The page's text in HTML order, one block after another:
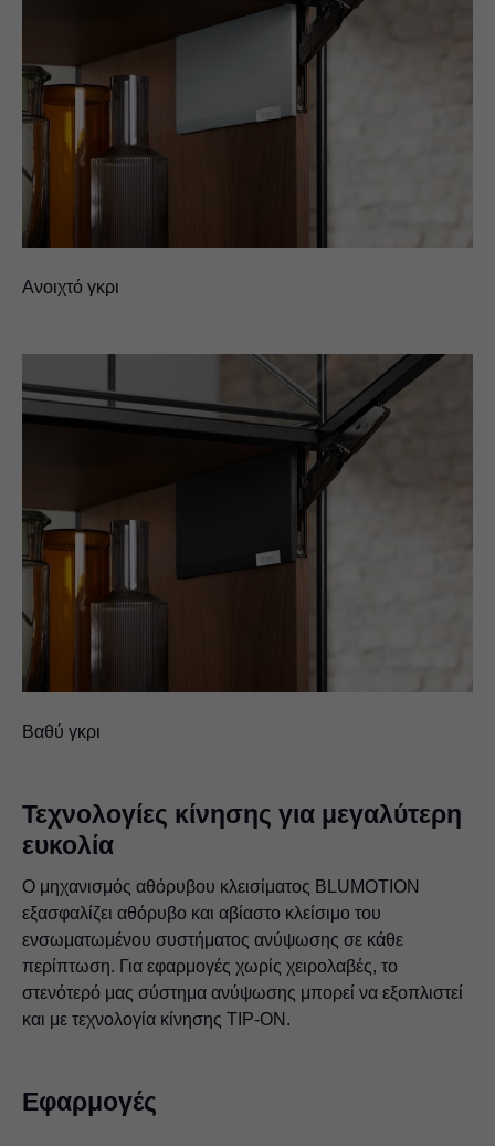
Ανοιχτό γκρι
Βαθύ γκρι
Τεχνολογίες κίνησης για μεγαλύτερη
ευκολία
Ο μηχανισμός αθόρυβου κλεισίματος BLUMOTION
εξασφαλίζει αθόρυβο και αβίαστο κλείσιμο του
ενσωματωμένου συστήματος ανύψωσης σε κάθε
περίπτωση. Για εφαρμογές χωρίς χειρολαβές, το
στενότερό μας σύστημα ανύψωσης μπορεί να εξοπλιστεί
και με τεχνολογία κίνησης TIP-ON.
Εφαρμογές